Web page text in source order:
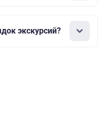
экскурсий?